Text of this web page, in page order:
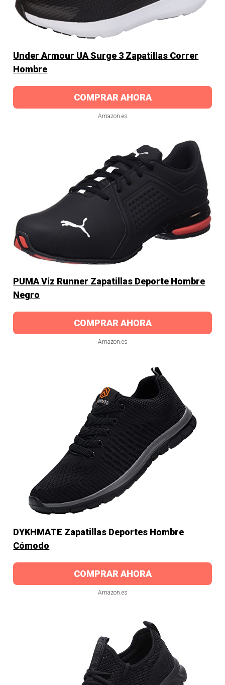
Under Armour UA Surge 3 Zapatillas Correr
Hombre
COMPRAR AHORA
Amazon.es
PUMA Viz Runner Zapatillas Deporte Hombre
Negro
COMPRAR AHORA
Amazon.es
DYKHMATE Zapatillas Deportes Hombre
Cómodo
COMPRAR AHORA
Amazon.es